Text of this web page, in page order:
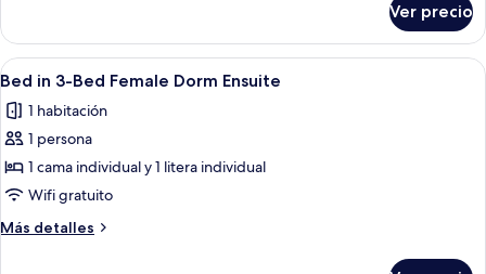
Male
Dorm
Ensuite
in
4-
Bed
Dorm
Ensuite
Ver precio
Abrir
todas
las
fotos
de
Bed
in
3-
Habitación con literas, una
5
Bed in 3-Bed Female Dorm Ensuite
1 habitación
1 persona
1 cama individual y 1 litera individual
Wifi gratuito
Más detalles
Más